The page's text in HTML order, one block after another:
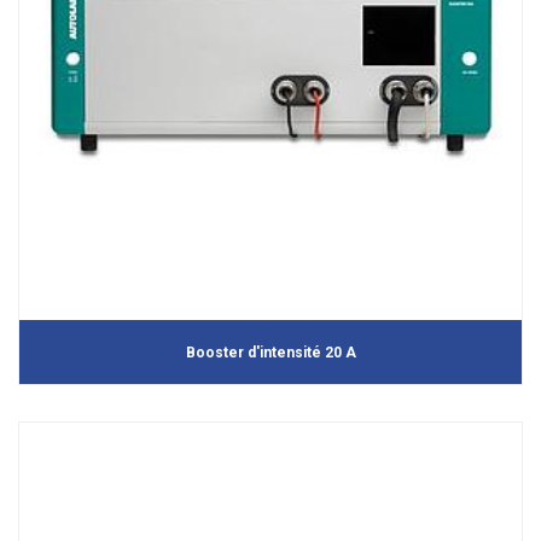
Booster d'intensité 20 A